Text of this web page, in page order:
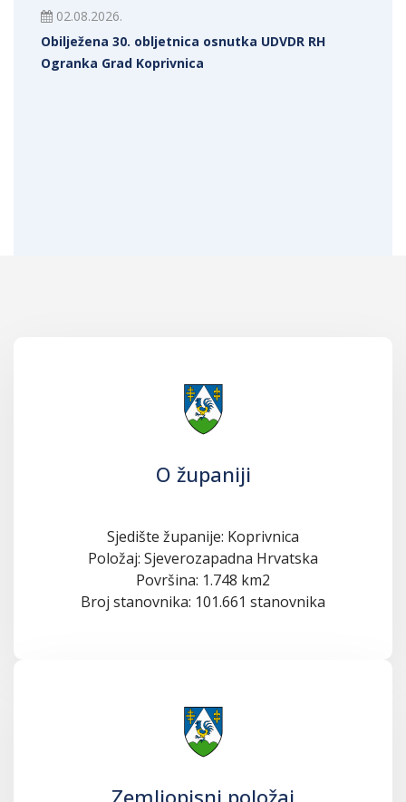
02.08.2026.
Obilježena 30. obljetnica osnutka UDVDR RH
Ogranka Grad Koprivnica
O županiji
Sjedište županije: Koprivnica
Položaj: Sjeverozapadna Hrvatska
Površina: 1.748 km2
Broj stanovnika: 101.661 stanovnika
Zemljopisni položaj